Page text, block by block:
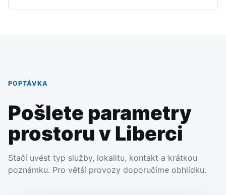
POPTÁVKA
Pošlete parametry
prostoru v Liberci
Stačí uvést typ služby, lokalitu, kontakt a krátkou
poznámku. Pro větší provozy doporučíme obhlídku.